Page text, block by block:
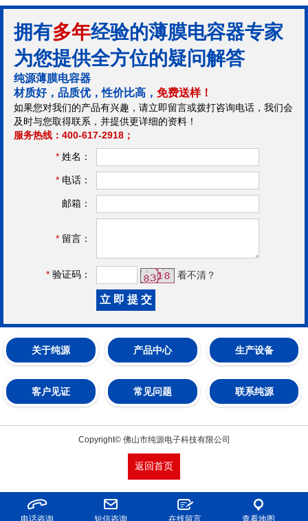
拥有多年经验的薄膜电容器专家
为您提供全方位的疑问解答
纯源薄膜电容器
材质好，品质优，性价比高， 免费送样！
如果您对我们的产品有兴趣，请立即留言或拨打咨询电话，我们会
及时与您取得联系，并提供更详细的资料！
服务热线：400-617-2918；
* 姓名：
* 电话：
邮箱：
* 留言：
* 验证码： 看不清？
关于纯源 产品中心 生产设备
客户见证 常见问题 联系纯源
Copyright© 佛山市纯源电子科技有限公司
返回首页
电话咨询 短信咨询 在线留言 查看地图